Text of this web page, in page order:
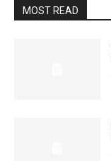
MOST READ